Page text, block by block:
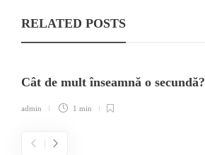
RELATED POSTS
Cât de mult înseamnă o secundă?
admin 1 min